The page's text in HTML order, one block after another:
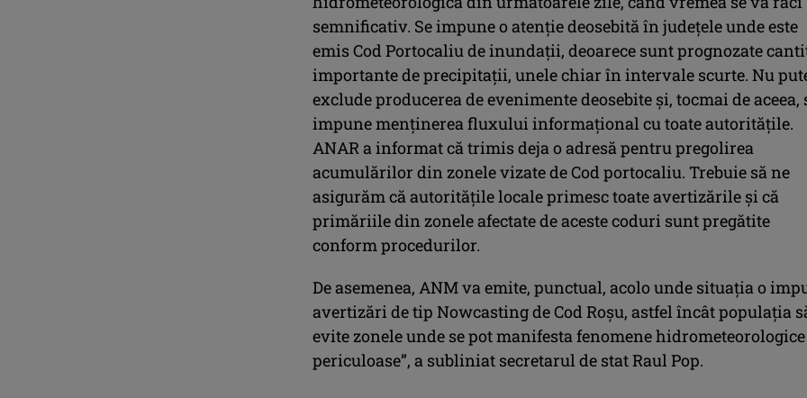
semnificativ. Se impune o atenţie deosebită în judeţele unde este
emis Cod Portocaliu de inundaţii, deoarece sunt prognozate
importante de precipitaţii, unele chiar în intervale scurte. Nu
exclude producerea de evenimente deosebite şi, tocmai de aceea,
impune menţinerea fluxului informaţional cu toate autorităţile.
ANAR a informat că trimis deja o adresă pentru pregolirea
acumulărilor din zonele vizate de Cod portocaliu. Trebuie să ne
asigurăm că autorităţile locale primesc toate avertizările şi că
primăriile din zonele afectate de aceste coduri sunt pregătite
conform procedurilor.
De asemenea, ANM va emite, punctual, acolo unde situaţia o
avertizări de tip Nowcasting de Cod Roşu, astfel încât populaţia
evite zonele unde se pot manifesta fenomene hidrometeorologice
periculoase”, a subliniat secretarul de stat Raul Pop.